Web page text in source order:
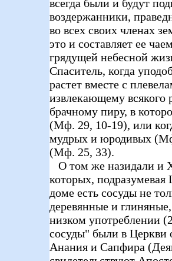
всегда были и будут
воздержанники,
во всех своих членах
это и составляет ее
грядущей небесной
Спаситель, когда
растет вместе с
извлекающему
брачному пиру, в
(Мф. 29, 10-19), или
мудрых и юродивых
(Мф. 25, 33).
О том же назидали и
которых,
доме есть сосуды не
деревянные и
низком употреблении
сосуды" были в Церкви
Анания и Сапфира